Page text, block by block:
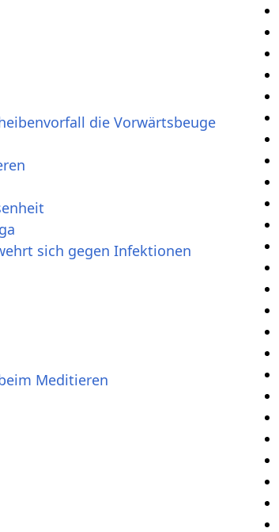
die Vorwärtsbeuge
sich gegen Infektionen
Meditieren